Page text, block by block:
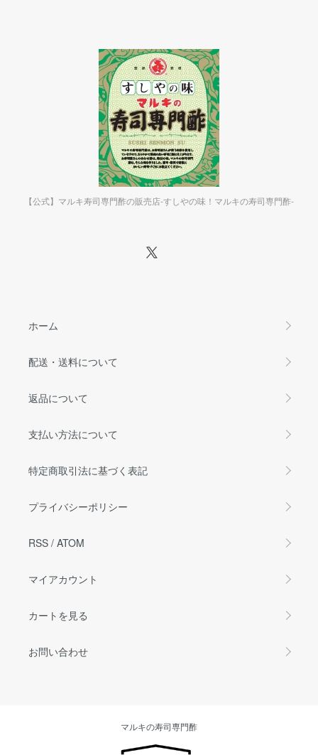
【公式】マルキ寿司専門酢の販売店-すしやの味！マルキの寿司専門酢-
ホーム
配送・送料について
返品について
支払い方法について
特定商取引法に基づく表記
プライバシーポリシー
RSS / ATOM
マイアカウント
カートを見る
お問い合わせ
マルキの寿司専門酢